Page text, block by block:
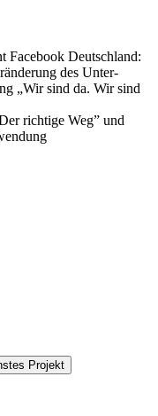
Facebook Deutschland:
des Un­ter­
„Wir sind da. Wir sind
richtige Weg” und
Projekt